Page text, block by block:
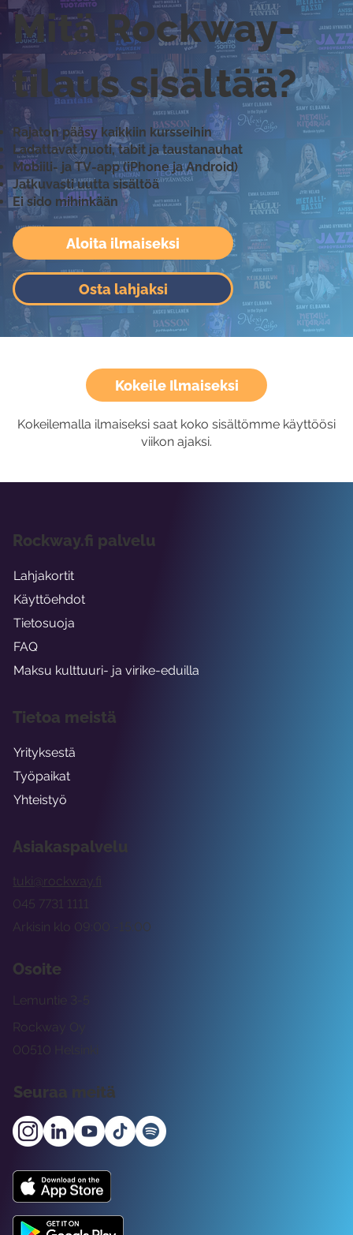
Aloita ilmaiseksi
Osta lahjaksi
Mitä Rockway-
tilaus sisältää?
Rajaton pääsy kaikkiin kursseihin
Ladattavat nuoti, tabit ja taustanauhat
Mobiili- ja TV-app (iPhone ja Android)
Jatkuvasti uutta sisältöä
Ei sido mihinkään
Kokeile Ilmaiseksi
Kokeilemalla ilmaiseksi saat koko sisältömme käyttöösi
viikon ajaksi.
Asiakaspalvelu
tuki@rockway.fi
Arkisin klo 09:00 -15:00
045 7731 1111
Osoite
Rockway Oy
Lemuntie 3-5
00510 Helsinki
Seuraa meitä
Rockway.fi palvelu
Lahjakortit
Käyttöehdot
Tietosuoja
FAQ
Maksu kulttuuri- ja virike-eduilla
Tietoa meistä
Yrityksestä
Työpaikat
Yhteistyö